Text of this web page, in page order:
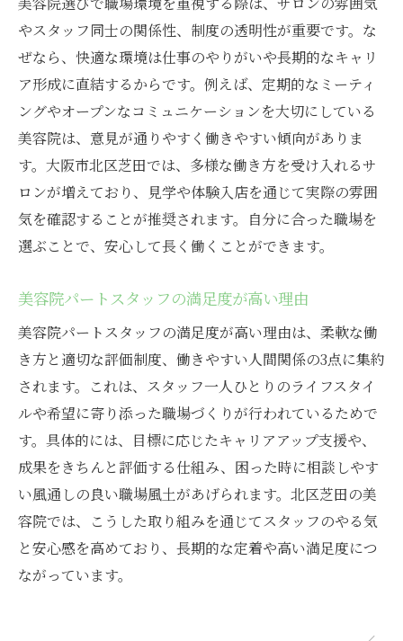
やスタッフ同士の関係性、制度の透明性が重要です。な
ぜなら、快適な環境は仕事のやりがいや長期的なキャリ
ア形成に直結するからです。例えば、定期的なミーティ
ングやオープンなコミュニケーションを大切にしている
美容院は、意見が通りやすく働きやすい傾向がありま
す。大阪市北区芝田では、多様な働き方を受け入れるサ
ロンが増えており、見学や体験入店を通じて実際の雰囲
気を確認することが推奨されます。自分に合った職場を
選ぶことで、安心して長く働くことができます。
美容院パートスタッフの満足度が高い理由
美容院パートスタッフの満足度が高い理由は、柔軟な働
き方と適切な評価制度、働きやすい人間関係の3点に集約
されます。これは、スタッフ一人ひとりのライフスタイ
ルや希望に寄り添った職場づくりが行われているためで
す。具体的には、目標に応じたキャリアアップ支援や、
成果をきちんと評価する仕組み、困った時に相談しやす
い風通しの良い職場風土があげられます。北区芝田の美
容院では、こうした取り組みを通じてスタッフのやる気
と安心感を高めており、長期的な定着や高い満足度につ
ながっています。